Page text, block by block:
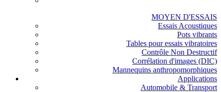
MOYEN D'ESSAIS
Essais Acoustiques
Pots vibrants
Tables pour essais vibratoires
Contrôle Non Destructif
Corrélation d'images (DIC)
Mannequins anthropomorphiques
Applications
Automobile & Transport